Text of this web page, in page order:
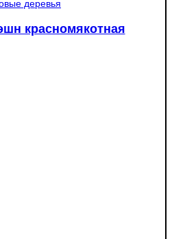
деревья
красномякотная